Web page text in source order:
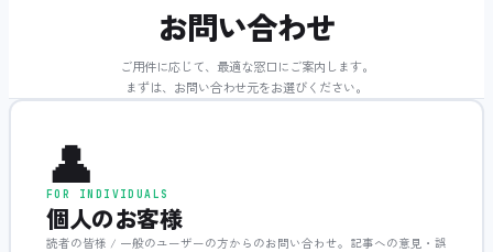
お問い合わせ
ご用件に応じて、最適な窓口にご案内します。
まずは、お問い合わせ元をお選びください。
👤
FOR INDIVIDUALS
個人のお客様
読者の皆様 / 一般のユーザーの方からのお問い合わせ。記事への意見・誤